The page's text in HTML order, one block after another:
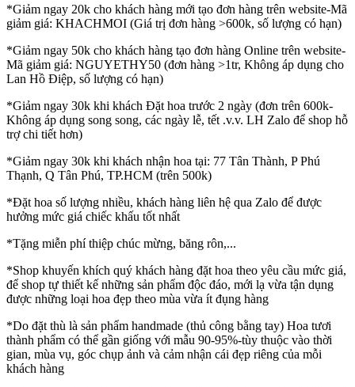
*Giảm ngay 20k cho khách hàng mới tạo đơn hàng trên website-Mã
giảm giá: KHACHMOI (Giá trị đơn hàng >600k, số lượng có hạn)
*Giảm ngay 50k cho khách hàng tạo đơn hàng Online trên website-
Mã giảm giá: NGUYETHY50 (đơn hàng >1tr, Không áp dụng cho
Lan Hồ Điệp, số lượng có hạn)
*Giảm ngay 30k khi khách Đặt hoa trước 2 ngày (đơn trên 600k-
Không áp dụng song song, các ngày lễ, tết .v.v. LH Zalo để shop hỗ
trợ chi tiết hơn)
*Giảm ngay 30k khi khách nhận hoa tại: 77 Tân Thành, P Phú
Thạnh, Q Tân Phú, TP.HCM (trên 500k)
*Đặt hoa số lượng nhiều, khách hàng liên hệ qua Zalo để được
hưởng mức giá chiếc khấu tốt nhất
*Tặng miễn phí thiệp chúc mừng, băng rôn,...
*Shop khuyến khích quý khách hàng đặt hoa theo yêu cầu mức giá,
để shop tự thiết kế những sản phẩm độc đáo, mới lạ vừa tận dụng
được những loại hoa đẹp theo mùa vừa ít đụng hàng
*Do đặt thù là sản phẩm handmade (thủ công bằng tay) Hoa tươi
thành phẩm có thể gần giống với mẫu 90-95%-tùy thuộc vào thời
gian, mùa vụ, góc chụp ảnh và cảm nhận cái đẹp riêng của mỗi
khách hàng